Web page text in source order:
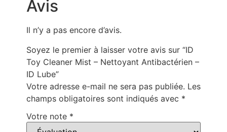
Avis
Il n’y a pas encore d’avis.
Soyez le premier à laisser votre avis sur “ID
Toy Cleaner Mist – Nettoyant Antibactérien –
ID Lube”
Votre adresse e-mail ne sera pas publiée. Les
champs obligatoires sont indiqués avec *
Votre note *